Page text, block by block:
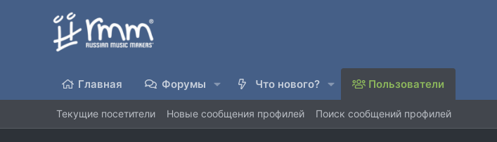
Главная Форумы Что нового? Пользователи
Текущие посетители Новые сообщения профилей Поиск сообщений профилей